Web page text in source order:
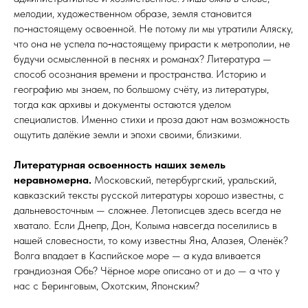
мелодии, художественном образе, земля становится
по‑настоящему освоенной. Не потому ли мы утратили Аляску,
что она не успела по‑настоящему прирасти к метрополии, не
будучи осмыс­лен­ной в песнях и романах? Литература —
способ осознания времени и пространства. Историю и
географию мы знаем, по большому счёту, из литературы,
тогда как архивы и документы остаются уделом
специалистов. Именно стихи и проза дают нам возможность
ощутить далёкие земли и эпохи своими, близ­кими.
Литературная освоенность наших земель
неравномерна. Московский, петербургский, уральский,
кавказский тексты русской литературы хорошо известны, с
дальневосточным — сложнее. Летописцев здесь всегда не
хватало. Если Днепр, Дон, Колыма навсегда поселились в
нашей словесности, то кому известны Яна, Алазея, Оленёк?
Волга впадает в Каспийское море — а куда вливается
грандиозная Обь? Чёрное море описано от и до — а что у
нас с Беринговым, Охотским, Японским?